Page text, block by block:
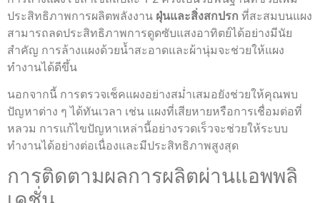
ประสิทธิภาพการผลิตพลังงาน ฝุ่นและสิ่งสกปรก ที่สะสมบนแผง
สามารถลดประสิทธิภาพการดูดซับแสงอาทิตย์ได้อย่างมีนัย
สำคัญ การล้างแผงด้วยน้ำสะอาดและผ้านุ่มจะช่วยให้แผง
ทำงานได้ดีขึ้น
นอกจากนี้ การตรวจเช็คแผงอย่างสม่ำเสมอยังช่วยให้คุณพบ
ปัญหาต่าง ๆ ได้ทันเวลา เช่น แผงที่เสียหายหรือการเชื่อมต่อที่
หลวม การแก้ไขปัญหาเหล่านี้อย่างรวดเร็วจะช่วยให้ระบบ
ทำงานได้อย่างต่อเนื่องและมีประสิทธิภาพสูงสุด
การติดตามผลการผลิตผ่านแอพพลิ